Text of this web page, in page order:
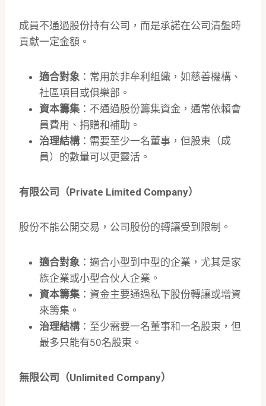
成員不通過股份持有公司，而是承諾在公司清盤時
貢獻一定金額。
適合對象 ：常用於非牟利組織，如慈善機構、
社區項目或俱樂部。
資本籌集 ：不通過股份籌集資金，通常依賴會
員費用、捐贈和補助。
治理結構：需要至少一名董事，但股東（成
員）的數量可以更靈活。
有限公司（Private Limited Company）
股份不能公開交易，公司股份的轉讓受到限制。
適合對象 ：適合小型到中型的企業，尤其是家
族企業或小型合伙人企業。
資本籌集 ：資金主要通過私下股份轉讓或增資
來籌集。
治理結構：至少需要一名董事和一名股東，但
最多只能有50名股東。
無限公司（Unlimited Company）